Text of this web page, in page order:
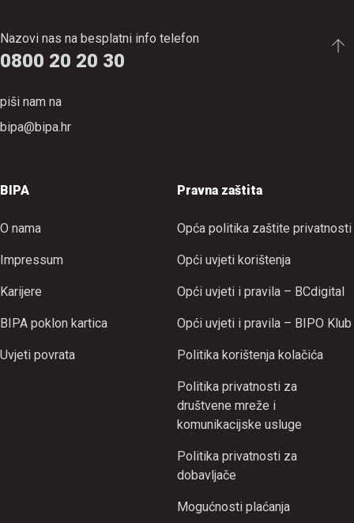
Nazovi nas na besplatni info telefon
0800 20 20 30
piši nam na
bipa@bipa.hr
BIPA
O nama
Impressum
Karijere
BIPA poklon kartica
Uvjeti povrata
Pravna zaštita
Opća politika zaštite privatnosti
Opći uvjeti korištenja
Opći uvjeti i pravila – BCdigital
Opći uvjeti i pravila – BIPO Klub
Politika korištenja kolačića
Politika privatnosti za
društvene mreže i
komunikacijske usluge
Politika privatnosti za
dobavljače
Mogućnosti plaćanja